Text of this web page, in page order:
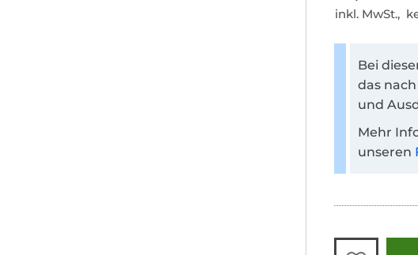
inkl. MwSt.,
Bei
das
und
Mehr
unseren